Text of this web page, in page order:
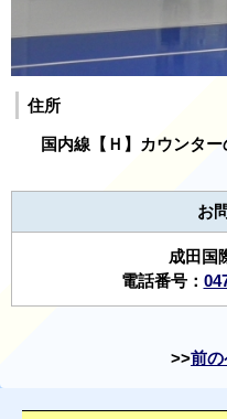
住所
国内線【Ｈ】カウンタ
お
成田国
電話番号：
前の